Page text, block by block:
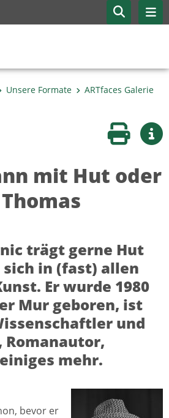
Unsere Formate
ARTfaces Galerie
Seite
mit Hut oder
trägt gerne Hut
in (fast) allen
Er wurde 1980
Mur geboren, ist
und
Romanautor,
mehr.
bevor er